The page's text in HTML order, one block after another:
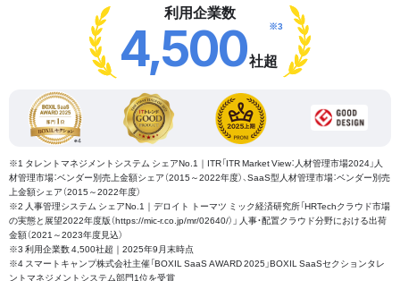
利用企業数
4,500社超
※3
※1 タレントマネジメントシステム シェアNo.1｜ITR「ITR Market View：人材管理市場2024」人
材管理市場：ベンダー別売上金額シェア（2015～2022年度）、SaaS型人材管理市場：ベンダー別売
上金額シェア（2015～2022年度）
※2 人事管理システム シェアNo.1｜デロイト トーマツ ミック経済研究所「HRTechクラウド市場
の実態と展望2022年度版（https://mic-r.co.jp/mr/02640/）」 人事・配置クラウド分野における出荷
金額（2021～2023年度見込）
※3 利用企業数 4,500社超｜2025年9月末時点
※4 スマートキャンプ株式会社主催「BOXIL SaaS AWARD 2025」BOXIL SaaSセクションタレ
ントマネジメントシステム部門1位を受賞